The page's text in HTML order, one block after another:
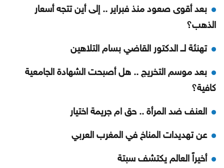
بعد أقوى صعود منذ فبراير .. إلى أين تتجه أسعار
الذهب؟
تهنئة لــ الدكتور القاضي بسام التلاهين
بعد موسم التخريج .. هل أصبحت الشهادة الجامعية
كافية؟
العنف ضد المرأة .. حق ام جريمة اختيار
عن تهديدات المناخ في المغرب العربي
أخيراً العالم يكتشف سبتة